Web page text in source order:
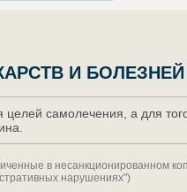
И БОЛЕЗНЕЙ
самолечения, а для
в несанкционированном
нарушениях")